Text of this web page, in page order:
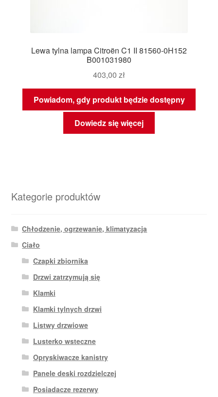
Lewa tylna lampa Citroën C1 II 81560-0H152
B001031980
403,00 zł
Powiadom, gdy produkt będzie dostępny
Dowiedz się więcej
Kategorie produktów
Chłodzenie, ogrzewanie, klimatyzacja
Ciało
Czapki zbiornika
Drzwi zatrzymują się
Klamki
Klamki tylnych drzwi
Listwy drzwiowe
Lusterko wsteczne
Opryskiwacze kanistry
Panele deski rozdzielczej
Posiadacze rezerwy